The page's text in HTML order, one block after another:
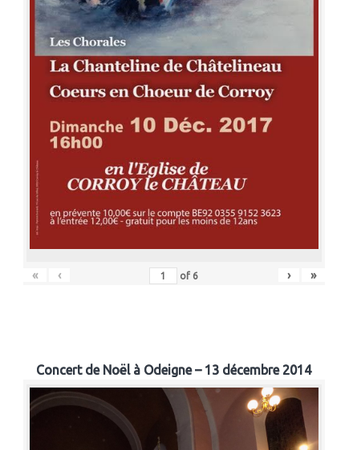
« ‹ of 6 › »
Concert de Noël à Odeigne – 13 décembre 2014